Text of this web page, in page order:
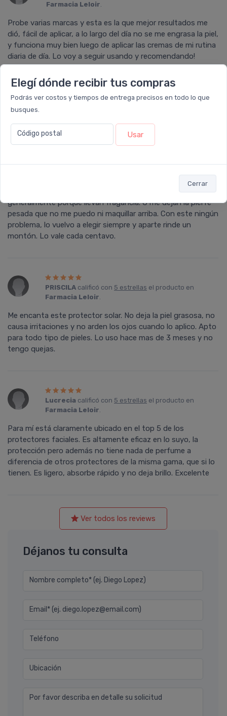
Elegí dónde recibir tus compras
Podrás ver costos y tiempos de entrega precisos en todo lo que
busques.
Código postal Usar
Cerrar
Farmacia Leloir.
Probe varias marcas y esta es la que mejor resultados me
dió, fácil de aplicar, a lo largo del día no se me engrasa la piel,
y funciona muy bien luego de aplicar las cremas de mi rutina
diaria de día. Lo voy a seguir usando y recomendando!
He probado infinidad de protectores solares indicados para
piel grasa y ninguno se compara con el fusion water de
pesado, ni pegajoso ni blanco. Siempre tengo problemas
con los protectores porque me irritan mi piel sensible,
generalmente porque llevan fragancia. O me dejan la piel re
pesada que no me puedo ni maquillar arriba. Con este ningún
problema, lo vuelvo a elegir siempre y aparte rinde un
montón. Lo vale cada centavo.
PRISCILA calificó con 5 estrellas el producto en
Farmacia Leloir.
Me encanta este protector solar. No deja la piel grasosa, no
causa irritaciones y no arden los ojos cuando lo aplico. Apto
para todo tipo de pieles. Lo uso hace mas de 3 meses y no
tengo quejas.
Lucrecia calificó con 5 estrellas el producto en
Farmacia Leloir.
Para mí está claramente ubicado en el top 5 de los
protectores faciales. Es altamente eficaz en lo suyo, la
protección pero además no tiene nada de perfume a
diferencia de otros protectores de la misma gama, que si lo
tienen. Es ligero, absorbe rápido y no deja brillo. Excelente
Ver todos los reviews
Déjanos tu consulta
Nombre completo* (ej. Diego Lopez)
Email* (ej. diego.lopez@email.com)
Teléfono
Ubicación
Por favor describa en detalle su solicitud